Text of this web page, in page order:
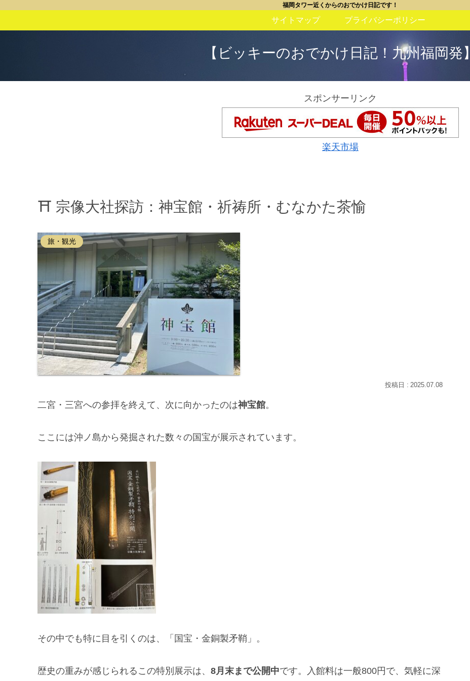
福岡タワー近くからのおでかけ日記です！
【ビッキーのおでかけ日記！九州福岡発】
サイトマップ プライバシーポリシー
スポンサーリンク
楽天市場
⛩️ 宗像大社探訪：神宝館・祈祷所・むなかた茶愉
旅・観光
2025.07.08
二宮・三宮への参拝を終えて、次に向かったのは神宝館。
ここには沖ノ島から発掘された数々の国宝が展示されています。
その中でも特に目を引くのは、「国宝・金銅製矛鞘」。
歴史の重みが感じられるこの特別展示は、 8月末まで公開中です。入館料は一般800円で、気軽に深